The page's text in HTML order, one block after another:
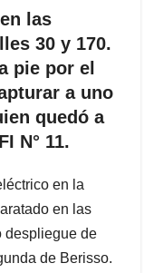
las
30 y 170.
pie por el
a uno
quedó a
N° 11.
en la
en las
despliegue de
de Berisso.